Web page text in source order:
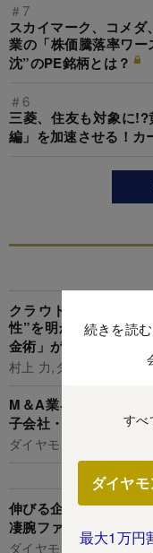
続きを読
すべ
ダイヤ
最大1万円
＃7
スカイマーク、コメ
業の「株価騰落率ワ
沈”のPE銘柄とは？
＃6
三菱、住友も対象に
編」を加速させる！カ
クラウドバンク実質
性”を明かす！上場企
金術」が判明
村上 力,ダイヤモンド編
M＆A業界が熱視線の
子会社・パナのあの
ダイヤモンド編集部,杉
伸びる企業・市場は「
凄腕ファンドマネージ
ダイヤモンド編集部,山